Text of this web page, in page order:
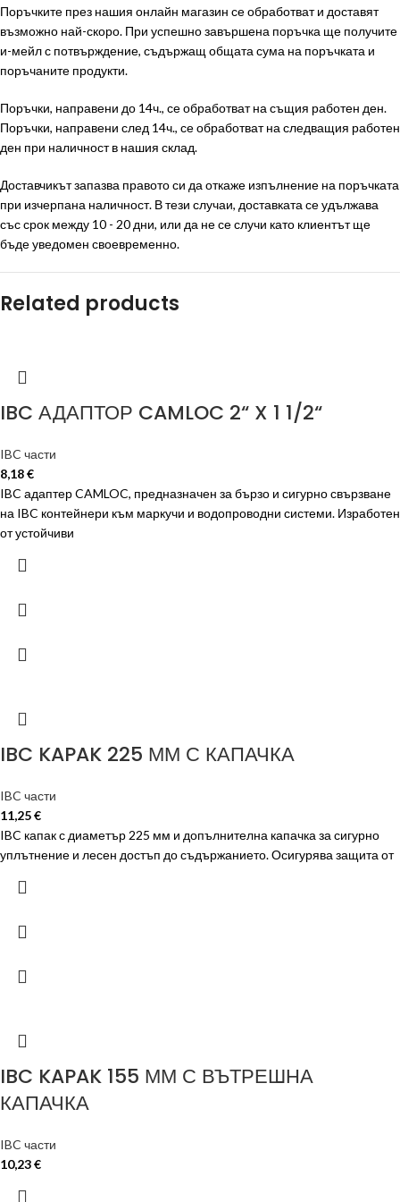
Поръчките през нашия онлайн магазин се обработват и доставят
възможно най-скоро. При успешно завършена поръчка ще получите
и-мейл с потвърждение, съдържащ общата сума на поръчката и
поръчаните продукти.
Поръчки, направени до 14ч., се обработват на същия работен ден.
Поръчки, направени след 14ч., се обработват на следващия работен
ден при наличност в нашия склад.
Доставчикът запазва правото си да откаже изпълнение на поръчката
при изчерпана наличност. В тези случаи, доставката се удължава
със срок между 10 - 20 дни, или да не се случи като клиентът ще
бъде уведомен своевременно.
Related products
IBC АДАПТОР CAMLOC 2“ X 1 1/2“
IBC части
8,18€
IBC адаптер CAMLOC, предназначен за бързо и сигурно свързване
на IBC контейнери към маркучи и водопроводни системи. Изработен
от устойчиви
IBC KAPAK 225 ММ С КАПАЧКА
IBC части
11,25€
IBC капак с диаметър 225 мм и допълнителна капачка за сигурно
уплътнение и лесен достъп до съдържанието. Осигурява защита от
IBC KAPAK 155 ММ С ВЪТРЕШНА
КАПАЧКА
IBC части
10,23€